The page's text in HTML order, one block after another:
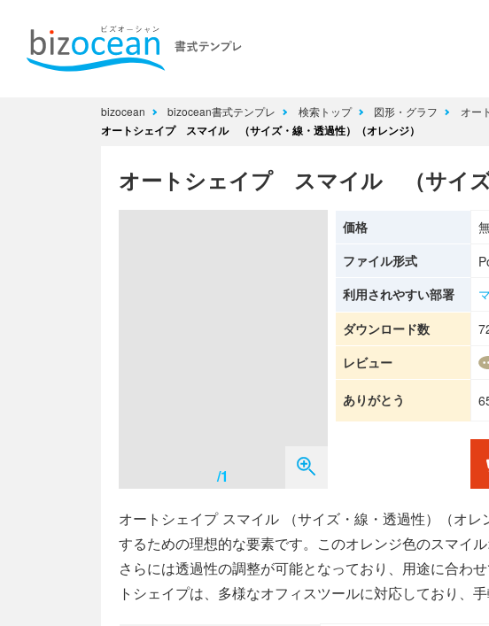
bizocean bizocean書式テンプレ 検索トップ 図形・グラフ オー
オートシェイプ スマイル （サイズ・線・透過性）（オレンジ）
オートシェイプ スマイル （サイズ
/1
価格
ファイル形式
利用されやすい部署
ダウンロード数
レビュー
ありがとう
オートシェイプ スマイル （サイズ・線・透過性）（オ
するための理想的な要素です。このオレンジ色のスマイ
さらには透過性の調整が可能となっており、用途に合わ
トシェイプは、多様なオフィスツールに対応しており、